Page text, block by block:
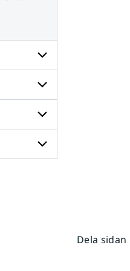
Undersidor
för
Radar
och
satellit
Undersidor
för
Väder
till
havs
Undersidor
för
Dela sidan